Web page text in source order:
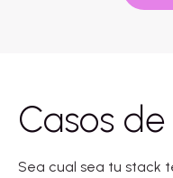
Casos de
Sea cual sea tu stack